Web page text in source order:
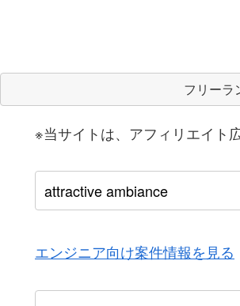
※当サイトは、アフィリエイト
エンジニア向け案件情報を見る